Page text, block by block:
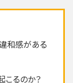
和感がある
こるのか？